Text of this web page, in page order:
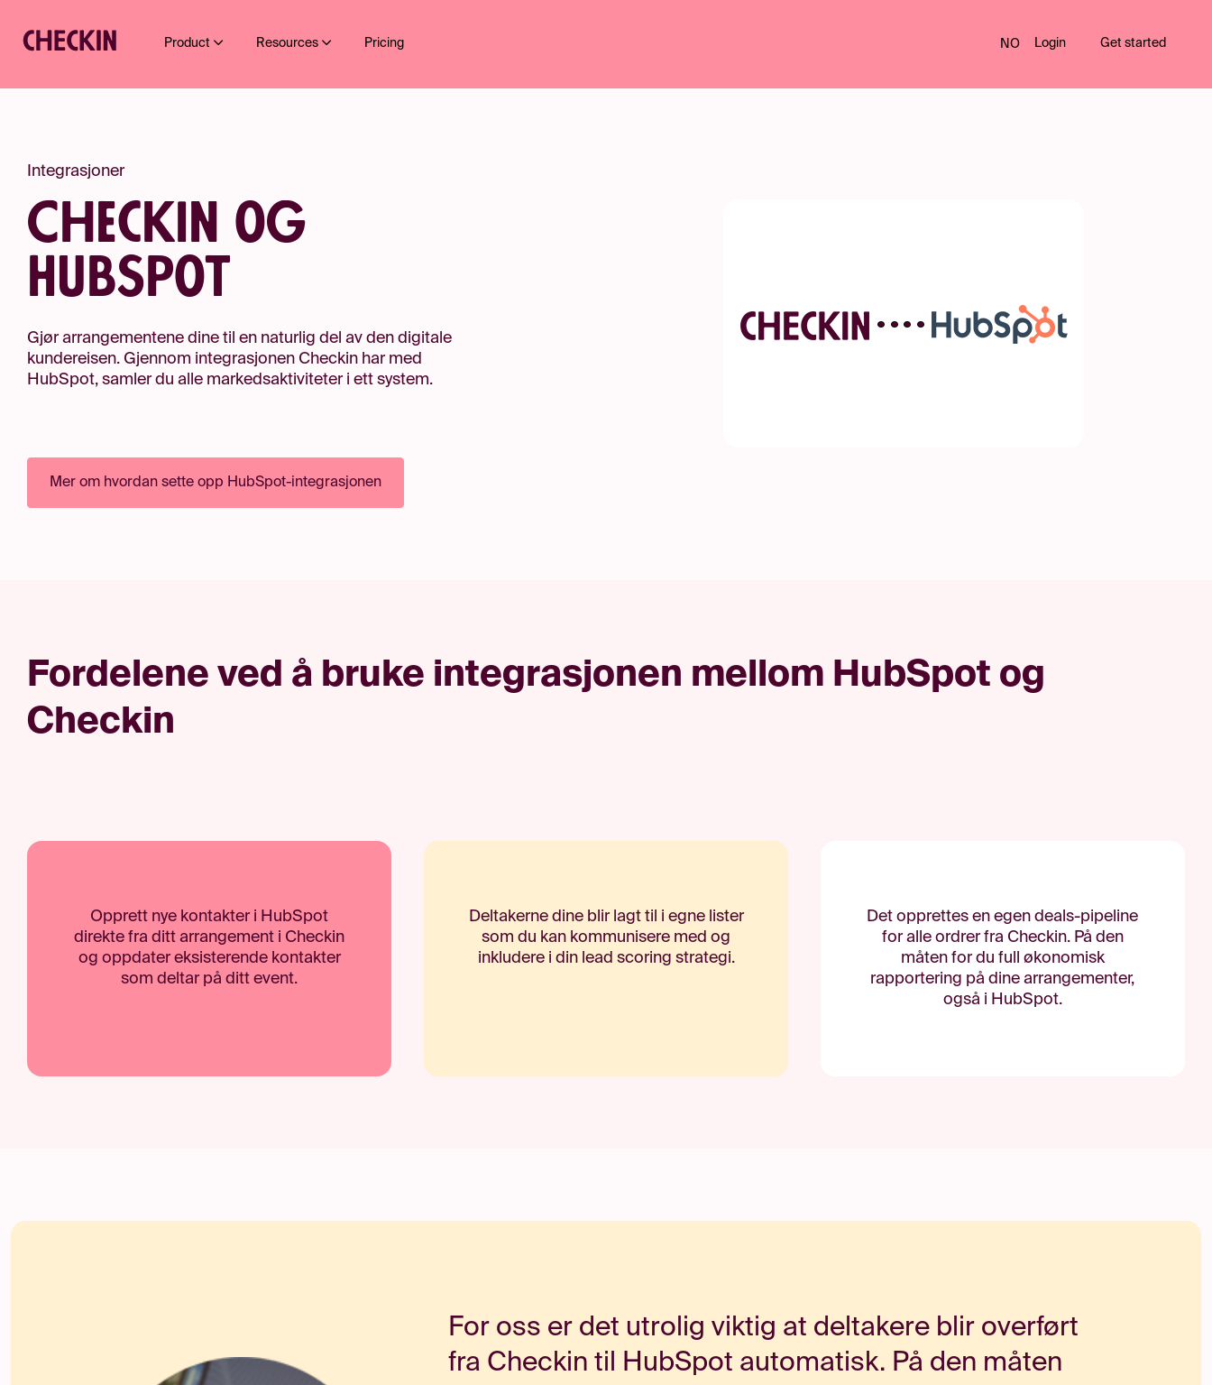
Product Resources Pricing NO Login Get started
Integrasjoner
Checkin og
HubSpot
Gjør arrangementene dine til en naturlig del av den digitale
kundereisen. Gjennom integrasjonen Checkin har med
HubSpot, samler du alle markedsaktiviteter i ett system.
Mer om hvordan sette opp HubSpot-integrasjonen
Fordelene ved å bruke integrasjonen mellom HubSpot og
Checkin
Opprett nye kontakter i HubSpot
direkte fra ditt arrangement i Checkin
og oppdater eksisterende kontakter
som deltar på ditt event.
Deltakerne dine blir lagt til i egne lister
som du kan kommunisere med og
inkludere i din lead scoring strategi.
Det opprettes en egen deals-pipeline
for alle ordrer fra Checkin. På den
måten for du full økonomisk
rapportering på dine arrangementer,
også i HubSpot.
For oss er det utrolig viktig at deltakere blir overført
fra Checkin til HubSpot automatisk. På den måten